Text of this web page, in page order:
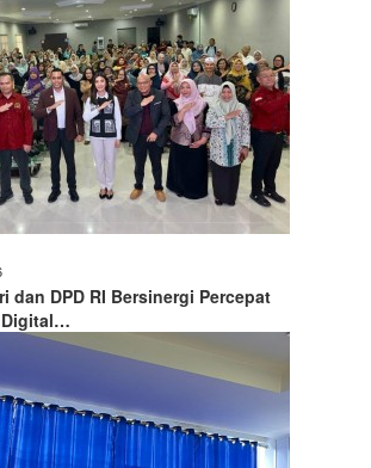
dan DPD RI Bersinergi Percepat
Digital…